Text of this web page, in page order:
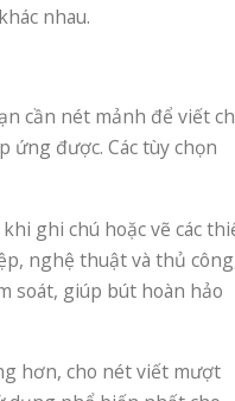
nhau.
cần nét mảnh để viết
ứng được. Các tùy chọn
ghi chú hoặc vẽ các
nghệ thuật và thủ
soát, giúp bút hoàn hảo
hơn, cho nét viết mượt